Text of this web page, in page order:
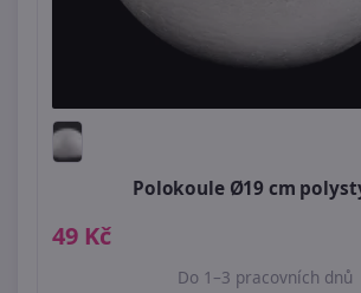
Polokoule Ø19 cm
49 Kč
Do 1–3 pracovních dnů